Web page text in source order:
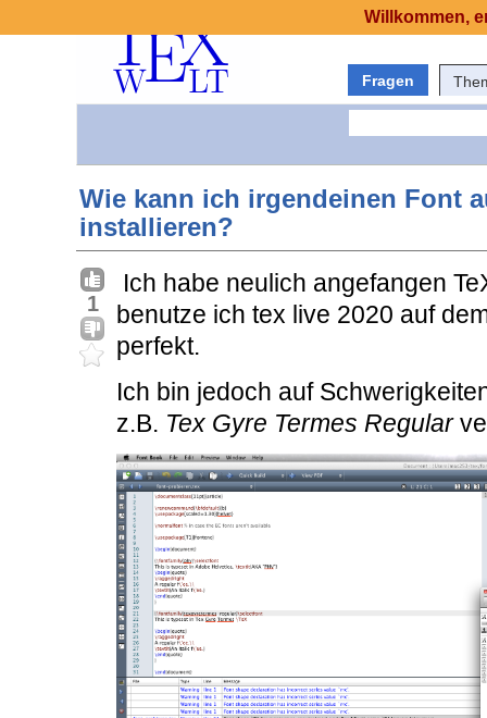
Fragen
Wie kann ich irgendeinen Font
installieren?
1
Ich habe neulich angefangen
benutze ich tex live 2020 auf
perfekt.
Ich bin jedoch auf
z.B. Tex Gyre Termes Regular
Willkommen,